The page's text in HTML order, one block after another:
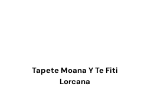
Tapete Moana Y Te Fiti
Lorcana